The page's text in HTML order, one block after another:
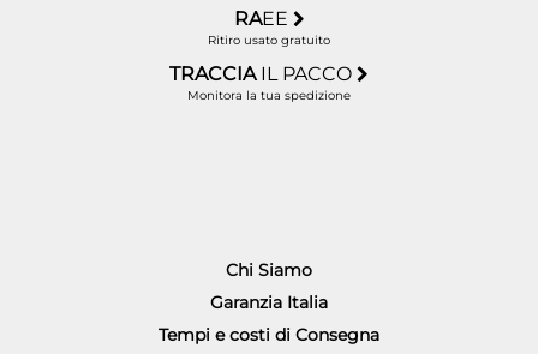
RAEE
Ritiro usato gratuito
TRACCIA IL PACCO
Monitora la tua spedizione
Chi Siamo
Garanzia Italia
Tempi e costi di Consegna